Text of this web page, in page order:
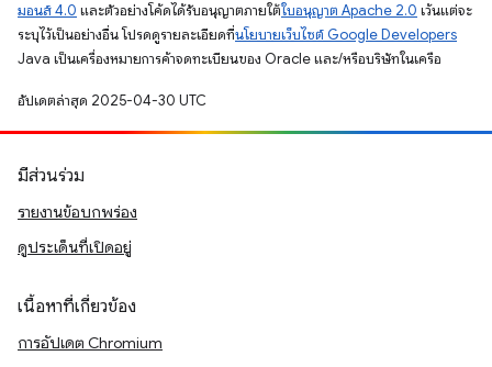
มอนส์ 4.0 และตัวอย่างโค้ดได้รับอนุญาตภายใต้ใบอนุญาต Apache 2.0 เว้นแต่จะ
ระบุไว้เป็นอย่างอื่น โปรดดูรายละเอียดที่นโยบายเว็บไซต์ Google Developers
Java เป็นเครื่องหมายการค้าจดทะเบียนของ Oracle และ/หรือบริษัทในเครือ
อัปเดตล่าสุด 2025-04-30 UTC
มีส่วนร่วม
รายงานข้อบกพร่อง
ดูประเด็นที่เปิดอยู่
เนื้อหาที่เกี่ยวข้อง
การอัปเดต Chromium